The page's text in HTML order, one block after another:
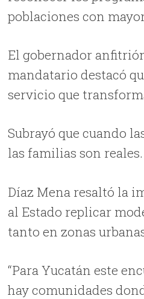
poblaciones con
El gobernador
mandatario destacó
servicio que
Subrayó que cuando
las familias son reales.
Díaz Mena resaltó la
al Estado replicar
tanto en zonas
“Para Yucatán este
hay comunidades